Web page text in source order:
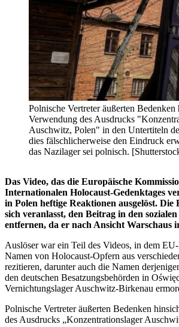
Polnische Vertreter äußerten
Verwendung des Ausdrucks
Auschwitz, Polen" in den Untertiteln
dies fälschlicherweise den Eindruck
das Nazilager sei polnisch.
Das Video, das die Europäische
Internationalen Holocaust-Gedenktages
in Polen heftige Reaktionen ausgelöst. Die
sich veranlasst, den Beitrag in den
entfernen, da er nach Ansicht Warschaus
Auslöser war ein Teil des Videos, in dem
Namen von Holocaust-Opfern aus
rezitieren, darunter auch die Namen
den deutschen Besatzungsbehörden in
Vernichtungslager Auschwitz-Birkenau
Polnische Vertreter äußerten Bedenken
des Ausdrucks „Konzentrationslager